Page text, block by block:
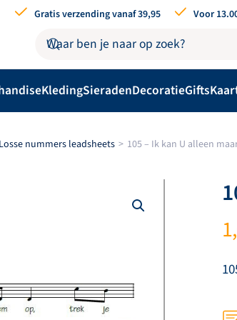
Gratis verzending vanaf 39,95 Voor
KledingSieradenDecoratieGifts
Losse nummers leadsheets 105 – Ik kan U alleen